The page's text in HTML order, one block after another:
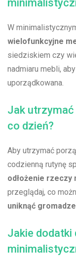
W
wielofunkcyjne
siedziskiem czy
nadmiaru mebli,
uporządkowana.
Jak‍ utrzymać
co dzień?
Aby utrzymać‌
codzienną rutynę
odłożenie ‍rzeczy
przeglądaj, co
uniknąć
Jakie ‌dodatki